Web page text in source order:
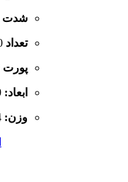
شدت
تعداد LED:
پورت USB:
ابعاد:
وزن: